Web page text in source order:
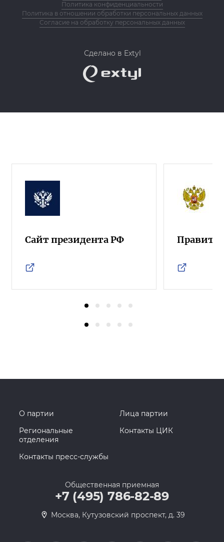
Политика конфиденциальности
Политика в отношении обработки персональных данных
Согласие на обработку персональных данных
Сделано в Extyl
Сайт президента РФ
О партии
Лица партии
Региональные
отделения
Контакты ЦИК
Контакты пресс-службы
Общественная приемная
+7 (495) 786-82-89
Москва, Кутузовский проспект, д. 39